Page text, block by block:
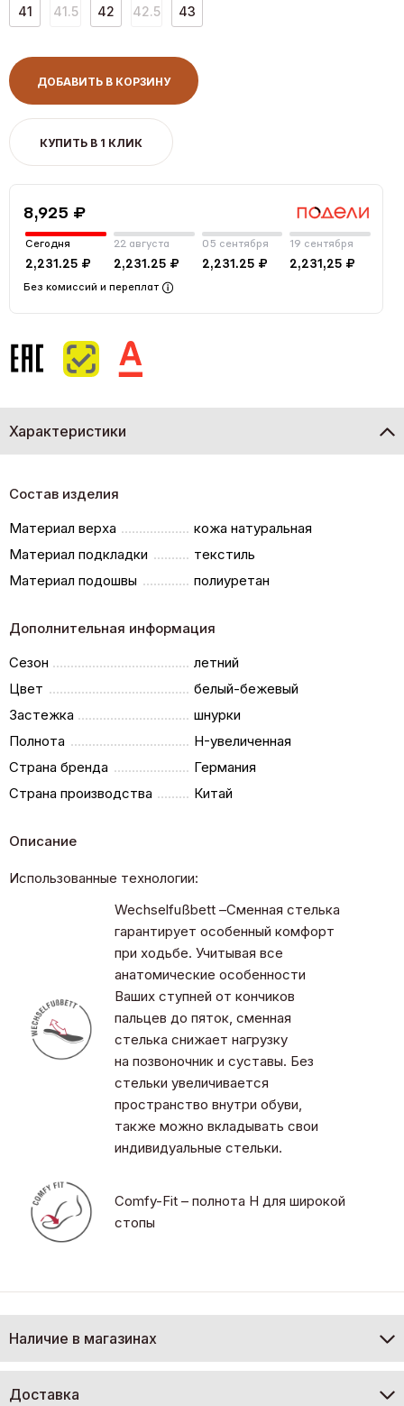
41 41.5 42 42.5 43
ДОБАВИТЬ В КОРЗИНУ
КУПИТЬ В 1 КЛИК
8,925 ₽
Сегодня
2,231.25 ₽
22 августа
2,231.25 ₽
05 сентября
2,231.25 ₽
19 сентября
2,231,25 ₽
Без комиссий и переплат
Характеристики
Состав изделия
Материал верха
кожа натуральная
Материал подкладки
текстиль
Материал подошвы
полиуретан
Дополнительная информация
Сезон
летний
Цвет
белый-бежевый
Застежка
шнурки
Полнота
H-увеличенная
Страна бренда
Германия
Страна производства
Китай
Описание
Использованные технологии:
Wechselfußbett –Сменная стелька
гарантирует особенный комфорт
при ходьбе. Учитывая все
анатомические особенности
Ваших ступней от кончиков
пальцев до пяток, сменная
стелька снижает нагрузку
на позвоночник и суставы. Без
стельки увеличивается
пространство внутри обуви,
также можно вкладывать свои
индивидуальные стельки.
Comfy-Fit – полнота H для широкой
стопы
Наличие в магазинах
Доставка